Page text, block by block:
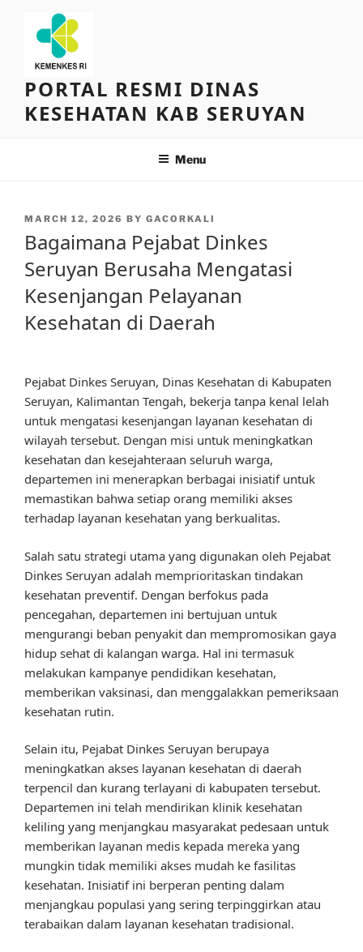
content
PORTAL RESMI DINAS
KESEHATAN KAB SERUYAN
Menu
POSTED
MARCH 12, 2026 BY GACORKALI
Bagaimana Pejabat Dinkes
Seruyan Berusaha Mengatasi
Kesenjangan Pelayanan
Kesehatan di Daerah
Pejabat Dinkes Seruyan, Dinas Kesehatan di Kabupaten
Seruyan, Kalimantan Tengah, bekerja tanpa kenal lelah
untuk mengatasi kesenjangan layanan kesehatan di
wilayah tersebut. Dengan misi untuk meningkatkan
kesehatan dan kesejahteraan seluruh warga,
departemen ini menerapkan berbagai inisiatif untuk
memastikan bahwa setiap orang memiliki akses
terhadap layanan kesehatan yang berkualitas.
Salah satu strategi utama yang digunakan oleh Pejabat
Dinkes Seruyan adalah memprioritaskan tindakan
kesehatan preventif. Dengan berfokus pada
pencegahan, departemen ini bertujuan untuk
mengurangi beban penyakit dan mempromosikan gaya
hidup sehat di kalangan warga. Hal ini termasuk
melakukan kampanye pendidikan kesehatan,
memberikan vaksinasi, dan menggalakkan pemeriksaan
kesehatan rutin.
Selain itu, Pejabat Dinkes Seruyan berupaya
meningkatkan akses layanan kesehatan di daerah
terpencil dan kurang terlayani di kabupaten tersebut.
Departemen ini telah mendirikan klinik kesehatan
keliling yang menjangkau masyarakat pedesaan untuk
memberikan layanan medis kepada mereka yang
mungkin tidak memiliki akses mudah ke fasilitas
kesehatan. Inisiatif ini berperan penting dalam
menjangkau populasi yang sering terpinggirkan atau
terabaikan dalam layanan kesehatan tradisional.